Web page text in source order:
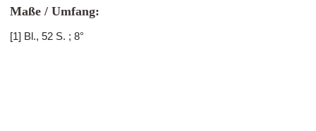
Maße / Umfang:
[1] Bl., 52 S. ; 8°